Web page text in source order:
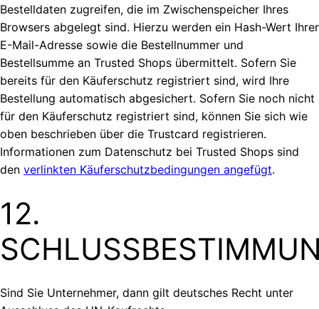
Bestelldaten zugreifen, die im Zwischenspeicher Ihres
Browsers abgelegt sind. Hierzu werden ein Hash-Wert Ihrer
E-Mail-Adresse sowie die Bestellnummer und
Bestellsumme an Trusted Shops übermittelt. Sofern Sie
bereits für den Käuferschutz registriert sind, wird Ihre
Bestellung automatisch abgesichert. Sofern Sie noch nicht
für den Käuferschutz registriert sind, können Sie sich wie
oben beschrieben über die Trustcard registrieren.
Informationen zum Datenschutz bei Trusted Shops sind
den verlinkten Käuferschutzbedingungen angefügt.
12.
Sind Sie Unternehmer, dann gilt deutsches Recht unter